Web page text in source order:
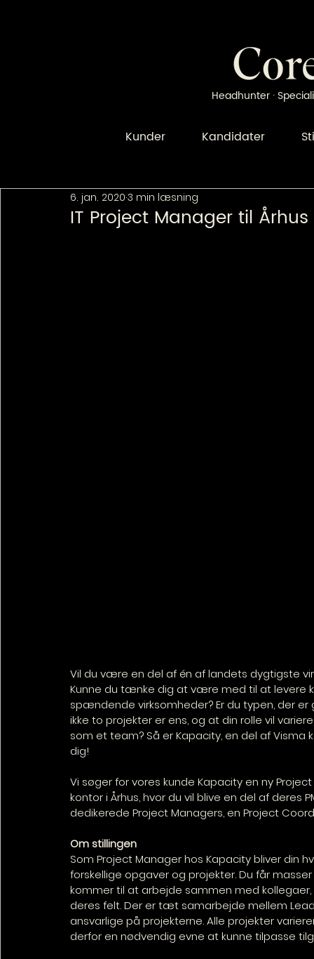
Headhunter ·
Kunder Kandidater
IT Project Manager til Århus
6. jan. 2020 3 min læsning
Vil du være en del af én af landets dygtigste
Kunne du tænke dig at være med til at levere
spændende virksomheder? Er du typen, der er
ikke to projekter er ens, og at din rolle vil
som et team? Så er Kapacity, en del af Visma
dig!
Vi søger for vores kunde Kapacity en ny
kontor i Århus, hvor du vil blive en del af deres
dedikerede Project Managers, en Project
Om stillingen
Som Project Manager hos Kapacity bliver
forskellige opgaver og projekter. Du får
kommer til at arbejde sammen med
deres felt. Der er tæt samarbejde mellem
ansvarlige på projekterne. Alle projekter
derfor en nødvendig evne at kunne tilpasse